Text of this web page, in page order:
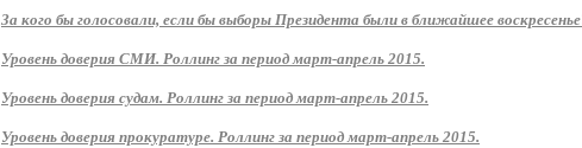
За кого бы голосовали, если бы выборы Президента были в ближайшее
Уровень доверия СМИ. Роллинг за период март-апрель 2015.
Уровень доверия судам. Роллинг за период март-апрель 2015.
Уровень доверия прокуратуре. Роллинг за период март-апрель 2015.